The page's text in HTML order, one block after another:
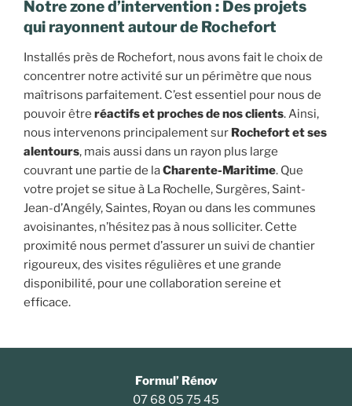
Notre zone d’intervention : Des projets
qui rayonnent autour de Rochefort
Installés près de Rochefort, nous avons fait le choix de
concentrer notre activité sur un périmètre que nous
maîtrisons parfaitement. C’est essentiel pour nous de
pouvoir être réactifs et proches de nos clients. Ainsi,
nous intervenons principalement sur Rochefort et ses
alentours, mais aussi dans un rayon plus large
couvrant une partie de laCharente-Maritime. Que
votre projet se situe à La Rochelle, Surgères, Saint-
Jean-d’Angély, Saintes, Royan ou dans les communes
avoisinantes, n’hésitez pas à nous solliciter. Cette
proximité nous permet d’assurer un suivi de chantier
rigoureux, des visites régulières et une grande
disponibilité, pour une collaboration sereine et
efficace.
Formul’ Rénov
07 68 05 75 45